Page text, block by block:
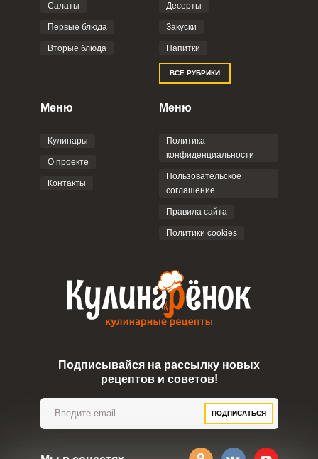
Салаты
Первые блюда
Вторые блюда
Десерты
Закуски
Напитки
ВСЕ РУБРИКИ
Меню
Кулинары
О проекте
Контакты
Меню
Политика
конфиденциальности
Пользовательское
соглашение
Правила сайта
Политики cookies
Подписывайся на рассылку новых
рецептов и советов!
ПОДПИСАТЬСЯ